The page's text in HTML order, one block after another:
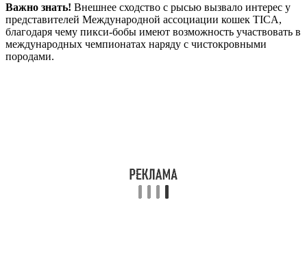
Важно знать! Внешнее сходство с рысью вызвало интерес у
представителей Международной ассоциации кошек TICA,
благодаря чему пикси-бобы имеют возможность участвовать в
международных чемпионатах наряду с чистокровными
породами.